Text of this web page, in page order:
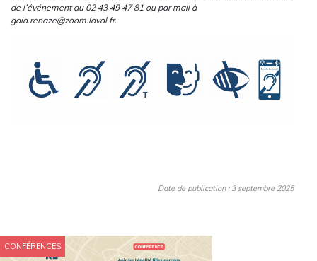
de l’événement au 02 43 49 47 81 ou par mail à
gaia.renaze@zoom.laval.fr.
Date de publication : 3 septembre 2025
CONFÉRENCES